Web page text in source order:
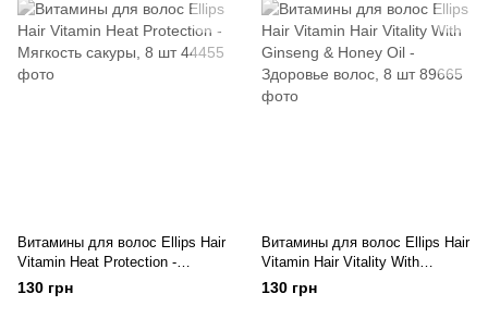
Витамины для волос Ellips Hair
Vitamin Heat Protection -
Мягкость сакуры, 8 шт
130 грн
Витамины для волос Ellips Hair
Vitamin Hair Vitality With
Ginseng & Honey Oil - Здоровье
волос, 8 шт
130 грн